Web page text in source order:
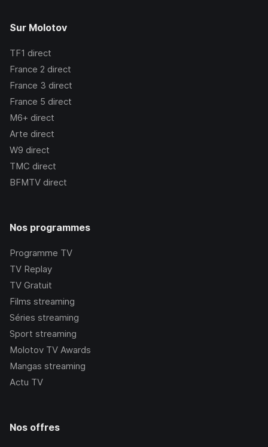
Sur Molotov
TF1 direct
France 2 direct
France 3 direct
France 5 direct
M6+ direct
Arte direct
W9 direct
TMC direct
BFMTV direct
Nos programmes
Programme TV
TV Replay
TV Gratuit
Films streaming
Séries streaming
Sport streaming
Molotov TV Awards
Mangas streaming
Actu TV
Nos offres